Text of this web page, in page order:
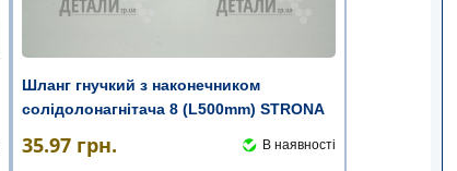
Шланг гнучкий з наконечником
солідолонагнітача 8 (L500mm) STRONA
35.97 грн. В наявності